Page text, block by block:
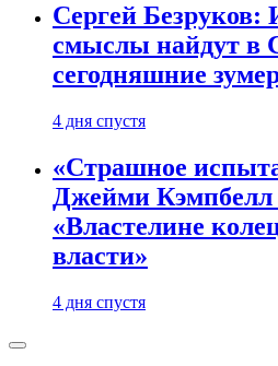
Сергей Безруков:
смыслы найдут в
сегодняшние
4 дня спустя
«Страшное
Джейми
«Властелине
власти»
4 дня спустя